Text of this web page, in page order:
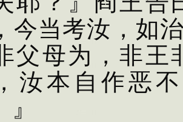
今当考汝，如
父母为，非王
汝本自作恶